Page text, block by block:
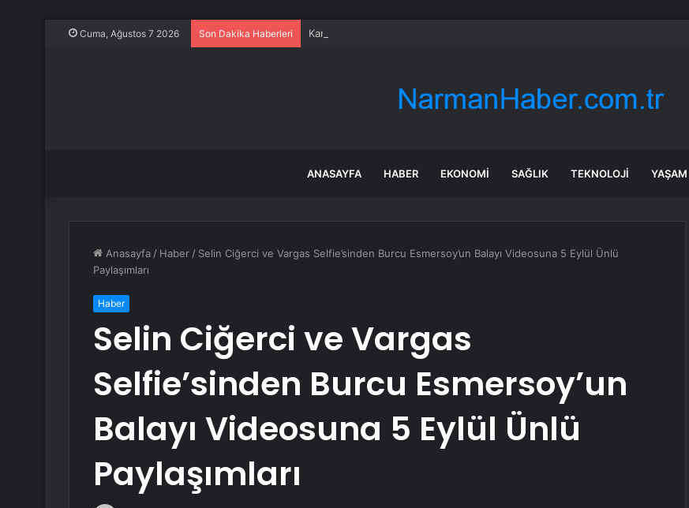
Cuma, Ağustos 7 2026 Son Dakika Haberleri Kamyon Yaya Üst Geçidine Çarptı
ANASAYFA HABER EKONOMI SAĞLIK TEKNOLOJI YAŞAM
Anasayfa / Haber / Selin Ciğerci ve Vargas Selfie’sinden Burcu Esmersoy’un Balayı Videosuna 5 Eylül Ünlü
Paylaşımları
Haber
Selin Ciğerci ve Vargas
Selfie’sinden Burcu Esmersoy’un
Balayı Videosuna 5 Eylül Ünlü
Paylaşımları